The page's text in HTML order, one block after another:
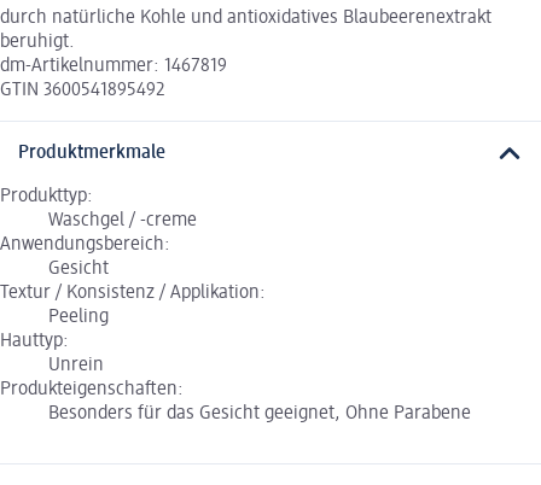
durch natürliche Kohle und antioxidatives Blaubeerenextrakt
beruhigt.
dm-Artikelnummer: 1467819
GTIN 3600541895492
Produktmerkmale
Produkttyp:
Waschgel / -creme
Anwendungsbereich:
Gesicht
Textur / Konsistenz / Applikation:
Peeling
Hauttyp:
Unrein
Produkteigenschaften:
Besonders für das Gesicht geeignet, Ohne Parabene